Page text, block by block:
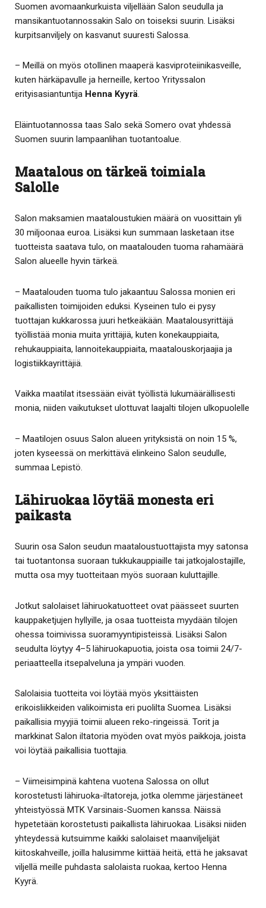
Suomen avomaankurkuista viljellään Salon seudulla ja
mansikantuotannossakin Salo on toiseksi suurin. Lisäksi
kurpitsanviljely on kasvanut suuresti Salossa.
– Meillä on myös otollinen maaperä kasviproteiinikasveille,
kuten härkäpavulle ja herneille, kertoo Yrityssalon
erityisasiantuntija Henna Kyyrä.
Eläintuotannossa taas Salo sekä Somero ovat yhdessä
Suomen suurin lampaanlihan tuotantoalue.
Maatalous on tärkeä toimiala
Salolle
Salon maksamien maataloustukien määrä on vuosittain yli
30 miljoonaa euroa. Lisäksi kun summaan lasketaan itse
tuotteista saatava tulo, on maatalouden tuoma rahamäärä
Salon alueelle hyvin tärkeä.
– Maatalouden tuoma tulo jakaantuu Salossa monien eri
paikallisten toimijoiden eduksi. Kyseinen tulo ei pysy
tuottajan kukkarossa juuri hetkeäkään. Maatalousyrittäjä
työllistää monia muita yrittäjiä, kuten konekauppiaita,
rehukauppiaita, lannoitekauppiaita, maatalouskorjaajia ja
logistiikkayrittäjiä.
Vaikka maatilat itsessään eivät työllistä lukumäärällisesti
monia, niiden vaikutukset ulottuvat laajalti tilojen ulkopuolelle
– Maatilojen osuus Salon alueen yrityksistä on noin 15 %,
joten kyseessä on merkittävä elinkeino Salon seudulle,
summaa Lepistö.
Lähiruokaa löytää monesta eri
paikasta
Suurin osa Salon seudun maataloustuottajista myy satonsa
tai tuotantonsa suoraan tukkukauppiaille tai jatkojalostajille,
mutta osa myy tuotteitaan myös suoraan kuluttajille.
Jotkut salolaiset lähiruokatuotteet ovat päässeet suurten
kauppaketjujen hyllyille, ja osaa tuotteista myydään tilojen
ohessa toimivissa suoramyyntipisteissä. Lisäksi Salon
seudulta löytyy 4–5 lähiruokapuotia, joista osa toimii 24/7-
periaatteella itsepalveluna ja ympäri vuoden.
Salolaisia tuotteita voi löytää myös yksittäisten
erikoisliikkeiden valikoimista eri puolilta Suomea. Lisäksi
paikallisia myyjiä toimii alueen reko-ringeissä. Torit ja
markkinat Salon iltatoria myöden ovat myös paikkoja, joista
voi löytää paikallisia tuottajia.
– Viimeisimpinä kahtena vuotena Salossa on ollut
korostetusti lähiruoka-iltatoreja, jotka olemme järjestäneet
yhteistyössä MTK Varsinais-Suomen kanssa. Näissä
hypetetään korostetusti paikallista lähiruokaa. Lisäksi niiden
yhteydessä kutsuimme kaikki salolaiset maanviljelijät
kiitoskahveille, joilla halusimme kiittää heitä, että he jaksavat
viljellä meille puhdasta salolaista ruokaa, kertoo Henna
Kyyrä.